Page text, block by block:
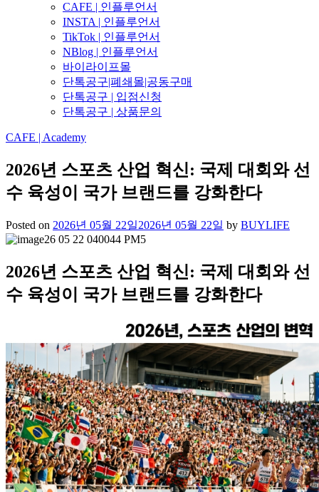
CAFE | 인플루언서
INSTA | 인플루언서
TikTok | 인플루언서
NBlog | 인플루언서
바이라이프몰
단톡공구|폐쇄몰|공동구매
단톡공구 | 입점신청
단톡공구 | 상품문의
CAFE | Academy
2026년 스포츠 산업 혁신: 국제 대회와 선
수 육성이 국가 브랜드를 강화한다
Posted on 2026년 05월 22일2026년 05월 22일 by BUYLIFE
2026년 스포츠 산업 혁신: 국제 대회와 선
수 육성이 국가 브랜드를 강화한다